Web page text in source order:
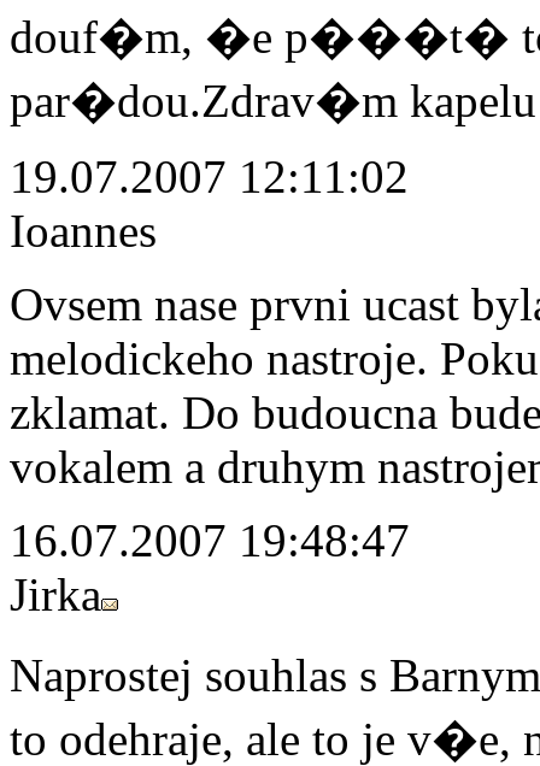
douf�m, �e p���t� to
par�dou.Zdrav�m
19.07.2007 12:11:02
Ioannes
Ovsem nase prvni ucast
melodickeho nastroje.
zklamat. Do budoucna
vokalem a druhym
16.07.2007 19:48:47
Jirka
Naprostej souhlas s
to odehraje, ale to je v�e,